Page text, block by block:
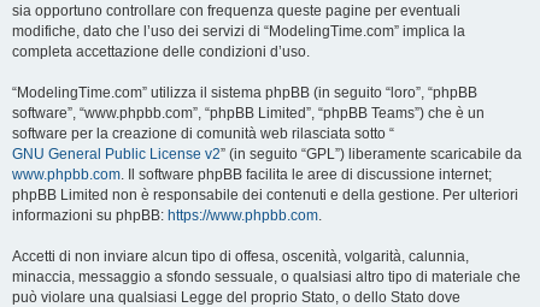
sia opportuno controllare con frequenza queste pagine per eventuali
modifiche, dato che l’uso dei servizi di “ModelingTime.com” implica la
completa accettazione delle condizioni d’uso.
“ModelingTime.com” utilizza il sistema phpBB (in seguito “loro”, “phpBB
software”, “www.phpbb.com”, “phpBB Limited”, “phpBB Teams”) che è un
software per la creazione di comunità web rilasciata sotto “
GNU General Public License v2” (in seguito “GPL”) liberamente scaricabile da
www.phpbb.com. Il software phpBB facilita le aree di discussione internet;
phpBB Limited non è responsabile dei contenuti e della gestione. Per ulteriori
informazioni su phpBB: https://www.phpbb.com.
Accetti di non inviare alcun tipo di offesa, oscenità, volgarità, calunnia,
minaccia, messaggio a sfondo sessuale, o qualsiasi altro tipo di materiale che
può violare una qualsiasi Legge del proprio Stato, o dello Stato dove